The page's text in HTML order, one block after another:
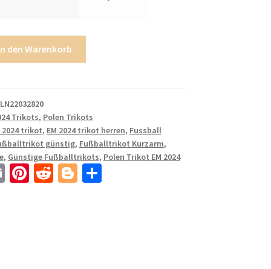
den Warenkorb
Trikots, Polen Trikots
2024 trikot, EM 2024 trikot herren, Fussball
günstig, Fußballtrikot Kurzarm,
, Günstige Fußballtrikots, Polen Trikot EM 2024
E Pi R Bl T